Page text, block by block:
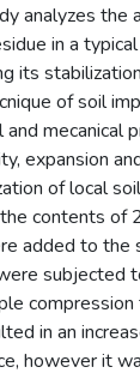
analyzes the
in a
its
of soil
mecanical
expansion
of local
contents of
added to the
subjected
in an
however it